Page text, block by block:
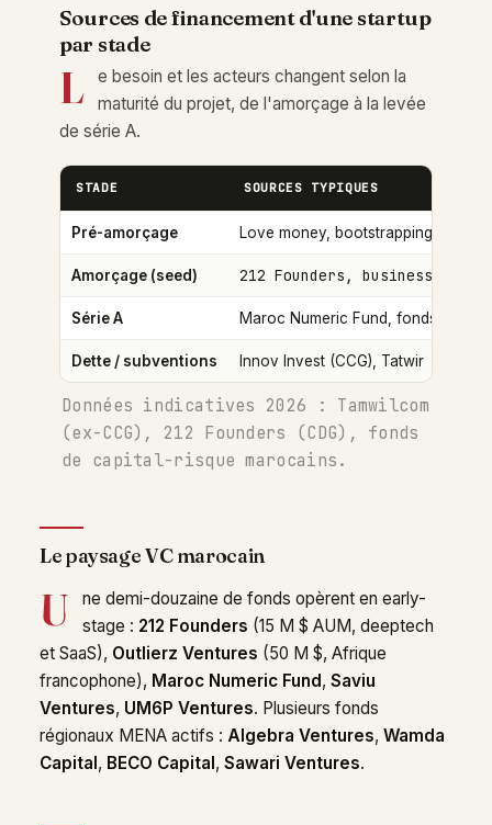
Sources de financement d'une startup
par stade
L
e besoin et les acteurs changent selon la
maturité du projet, de l'amorçage à la levée
de série A.
STADE SOURCES TYPIQUES
Pré-amorçage Love money, bootstrapping
Amorçage (seed) 212 Founders, business
Série A Maroc Numeric Fund, fonds VC
Dette / subventions Innov Invest (CCG), Tatwir
Données indicatives 2026 : Tamwilcom
(ex-CCG), 212 Founders (CDG), fonds
de capital-risque marocains.
Le paysage VC marocain
U
ne demi-douzaine de fonds opèrent en early-
stage : 212 Founders (15 M $ AUM, deeptech
et SaaS), Outlierz Ventures (50 M $, Afrique
francophone), Maroc Numeric Fund, Saviu
Ventures, UM6P Ventures. Plusieurs fonds
régionaux MENA actifs : Algebra Ventures, Wamda
Capital, BECO Capital, Sawari Ventures.